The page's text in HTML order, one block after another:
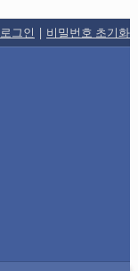
로그인 | 비밀번호 초기화